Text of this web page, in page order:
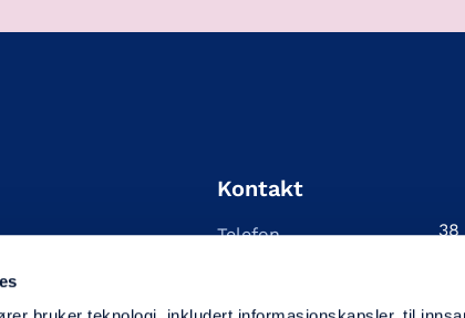
Kontakt
Telefon 38